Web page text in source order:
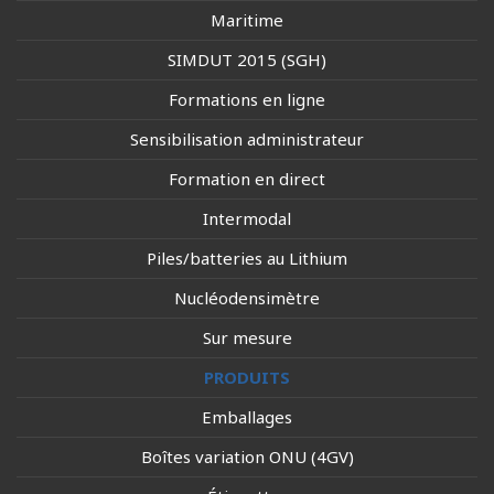
Maritime
SIMDUT 2015 (SGH)
Formations en ligne
Sensibilisation administrateur
Formation en direct
Intermodal
Piles/batteries au Lithium
Nucléodensimètre
Sur mesure
PRODUITS
Emballages
Boîtes variation ONU (4GV)